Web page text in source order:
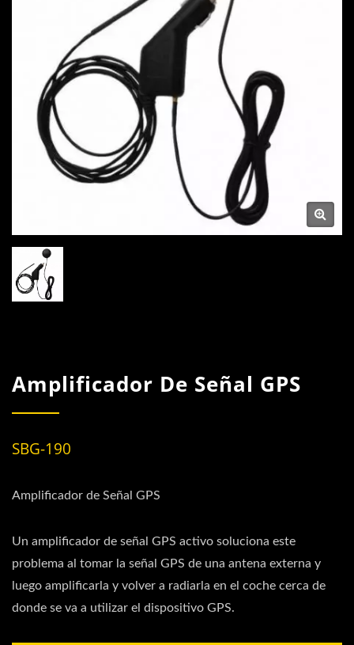
Amplificador De Señal GPS
SBG-190
Amplificador de Señal GPS
Un amplificador de señal GPS activo soluciona este
problema al tomar la señal GPS de una antena externa y
luego amplificarla y volver a radiarla en el coche cerca de
donde se va a utilizar el dispositivo GPS.